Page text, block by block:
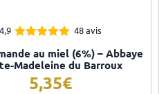
Note 4.88
sur 5
48 avis
au miel (6%) – Abbaye
Madeleine du Barroux
5,35